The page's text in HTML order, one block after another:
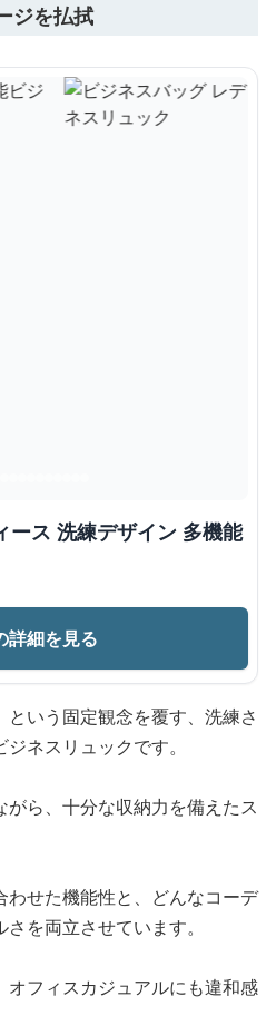
ジを払拭
ース 洗練デザイン 多機能
詳細を見る
という固定観念を覆す、洗練さ
ネスリュックです。
がら、十分な収納力を備えたス
せた機能性と、どんなコーデ
を両立させています。
オフィスカジュアルにも違和感